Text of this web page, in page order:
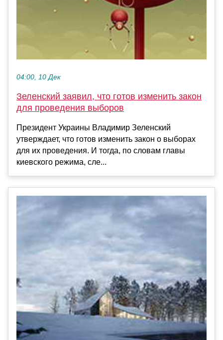
04:00, 10 Дек
Зеленский заявил, что готов изменить закон
для проведения выборов
Президент Украины Владимир Зеленский
утверждает, что готов изменить закон о выборах
для их проведения. И тогда, по словам главы
киевского режима, сле...